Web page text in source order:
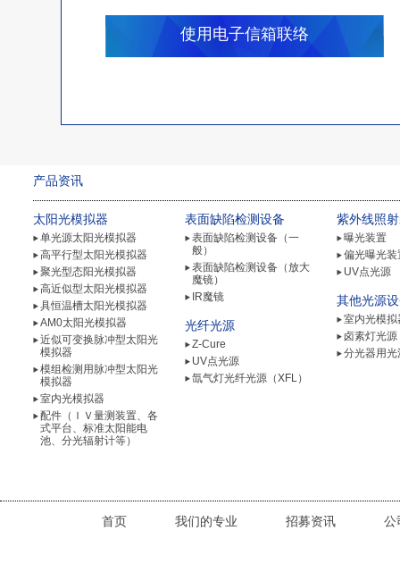
使用电子信箱联络
产品资讯
太阳光模拟器
单光源太阳光模拟器
高平行型太阳光模拟器
聚光型态阳光模拟器
高近似型太阳光模拟器
具恒温槽太阳光模拟器
AM0太阳光模拟器
近似可变换脉冲型太阳光
模拟器
模组检测用脉冲型太阳光
模拟器
室内光模拟器
配件（ＩＶ量测装置、各
式平台、标准太阳能电
池、分光辐射计等）
表面缺陷检测设备
表面缺陷检测设备（一
般）
表面缺陷检测设备（放大
魔镜）
IR魔镜
光纤光源
Z-Cure
UV点光源
氙气灯光纤光源（XFL）
紫外线照
曝光装置
偏光曝光装
UV点光源
其他光源
室内光模拟
卤素灯光源
分光器用光
首页 我们的专业 招募资讯 公